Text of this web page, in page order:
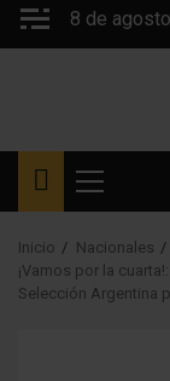
Saltar
8 de
Menú
Inicio
Nacionales
¡Vamos por la
Selección Argentina